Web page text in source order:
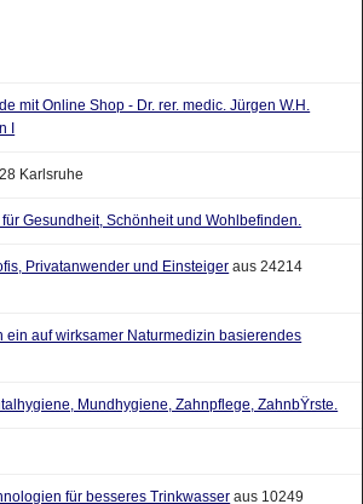
mit Online Shop - Dr. rer. medic. Jürgen W.H.
I
Karlsruhe
Gesundheit, Schönheit und Wohlbefinden.
Privatanwender und Einsteiger aus 24214
ein auf wirksamer Naturmedizin basierendes
Mundhygiene, Zahnpflege, ZahnbŸrste.
für besseres Trinkwasser aus 10249